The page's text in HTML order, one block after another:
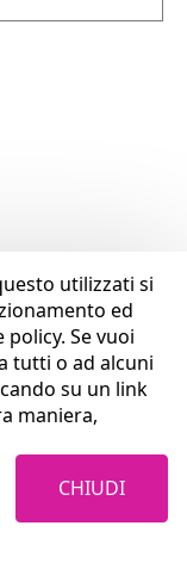
utilizzati si
ed
Se vuoi
tutti o ad alcuni
su un link
maniera,
CHIUDI